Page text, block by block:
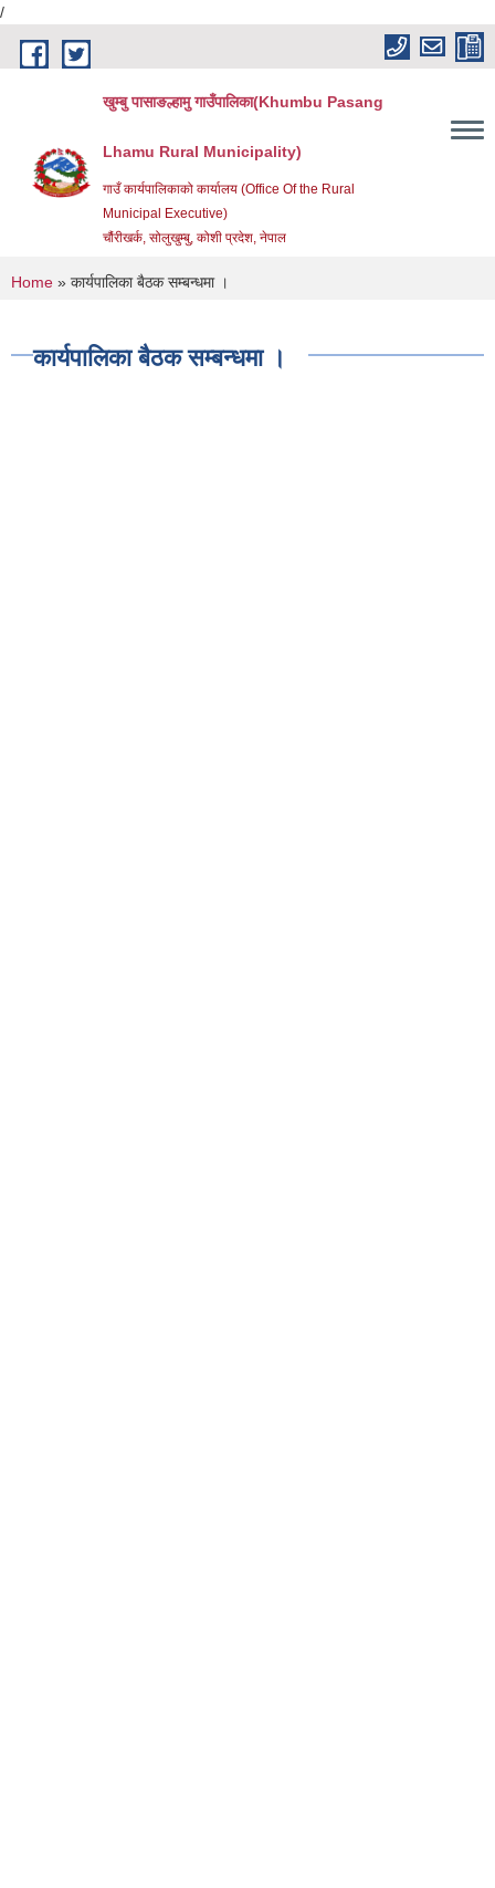
/
Skip to main content
खुम्बु पासाङल्हामु गाउँपालिका(Khumbu Pasang
Lhamu Rural Municipality)
गाउँ कार्यपालिकाको कार्यालय (Office Of the Rural
Municipal Executive)
चौंरीखर्क, सोलुखुम्बु, कोशी प्रदेश, नेपाल
You are here
Home » कार्यपालिका बैठक सम्बन्धमा ।
कार्यपालिका बैठक सम्बन्धमा ।